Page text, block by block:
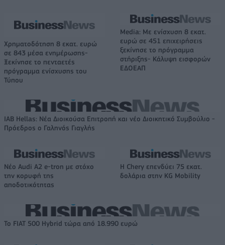
Χρηματοδότηση 8 εκατ. ευρώ
σε 843 μέσα ενημέρωσης-
Ξεκίνησε το πενταετές
πρόγραμμα ενίσχυσης του
Τύπου
Media: Με ενίσχυση 8 εκατ.
ευρώ σε 451 επιχειρήσεις
ξεκίνησε το πρόγραμμα
στήριξης- Κάλυψη εισφορών
ΕΔΟΕΑΠ
IAB Hellas: Νέα Διοικούσα Επιτροπή και νέο Διοικητικό Συμβούλιο -
Πρόεδρος ο Γαληνός Γιαγλής
Νέο Audi A2 e-tron με στόχο
την κορυφή της
αποδοτικότητας
Η Chery επενδύει 75 εκατ.
δολάρια στην KG Mobility
Το FIAT 500 Hybrid τώρα από 18.990 ευρώ